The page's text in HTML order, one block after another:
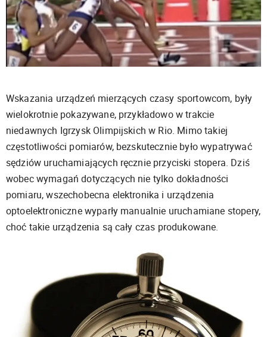
Wskazania urządzeń mierzących czasy sportowcom, były
wielokrotnie pokazywane, przykładowo w trakcie
niedawnych Igrzysk Olimpijskich w Rio. Mimo takiej
częstotliwości pomiarów, bezskutecznie było wypatrywać
sędziów uruchamiających ręcznie przyciski stopera. Dziś
wobec wymagań dotyczących nie tylko dokładności
pomiaru, wszechobecna elektronika i urządzenia
optoelektroniczne wyparły manualnie uruchamiane stopery,
choć takie urządzenia są cały czas produkowane.